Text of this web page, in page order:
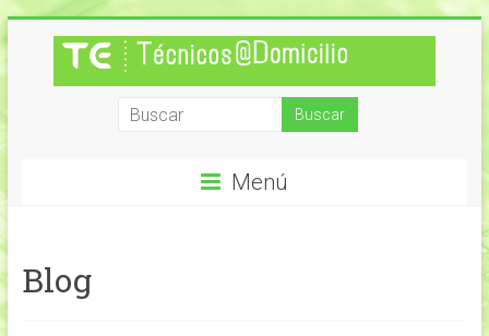
al
contenido
Técnicos
Informática
Menú
Blog